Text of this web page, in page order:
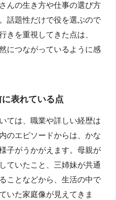
んの生き方や仕事の選び方
話題性だけで役を選ぶので
きを重視してきた点は、
につながっているように感
表れている点
ては、職業や詳しい経歴は
のエピソードからは、かな
子がうかがえます。母親が
ていたこと、三姉妹が共通
ことなどから、生活の中で
いた家庭像が見えてきま